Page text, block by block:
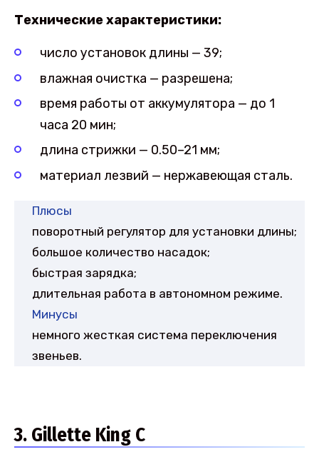
Технические характеристики:
число установок длины — 39;
влажная очистка — разрешена;
время работы от аккумулятора — до 1
часа 20 мин;
длина стрижки — 0.50–21 мм;
материал лезвий — нержавеющая сталь.
Плюсы
поворотный регулятор для установки длины;
большое количество насадок;
быстрая зарядка;
длительная работа в автономном режиме.
Минусы
немного жесткая система переключения
звеньев.
3. Gillette King C